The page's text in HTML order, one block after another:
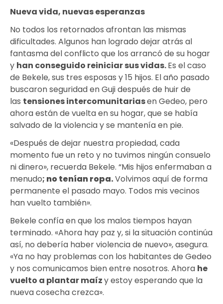
Nueva vida, nuevas esperanzas
No todos los retornados afrontan las mismas
dificultades. Algunos han logrado dejar atrás al
fantasma del conflicto que los arrancó de su hogar
y han conseguido reiniciar sus vidas.Es el caso
de Bekele, sus tres esposas y 15 hijos. El año pasado
buscaron seguridad en Guji después de huir de
las tensiones intercomunitariasen Gedeo, pero
ahora están de vuelta en su hogar, que se había
salvado de la violencia y se mantenía en pie.
«Después de dejar nuestra propiedad, cada
momento fue un reto y no tuvimos ningún consuelo
ni dinero», recuerda Bekele. “Mis hijos enfermaban a
menudo; no tenían ropa.Volvimos aquí de forma
permanente el pasado mayo. Todos mis vecinos
han vuelto también».
Bekele confía en que los malos tiempos hayan
terminado. «Ahora hay paz y, si la situación continúa
así, no debería haber violencia de nuevo», asegura.
«Ya no hay problemas con los habitantes de Gedeo
y nos comunicamos bien entre nosotros. Ahora he
vuelto a plantar maízy estoy esperando que la
nueva cosecha crezca».